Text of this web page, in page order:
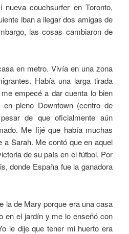
couchsurfer en Toronto,
iban a llegar dos amigas de
las cosas cambiaron de
en metro. Vivía en una zona
Había una larga tirada
empecé a dar cuenta lo bien
pleno Downtown (centro de
de que oficialmente aún
Me fijé que había muchas
Sarah. Me contó que en aquel
de su país en el fútbol. Por
donde España fue la ganadora
la de Mary porque era una casa
en el jardín y me lo enseñó con
le dije que tener mi huerto era